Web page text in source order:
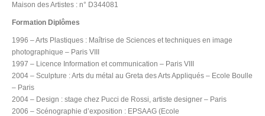
Maison des Artistes : n° D344081
Formation Diplômes
1996 – Arts Plastiques : Maîtrise de Sciences et techniques en image
photographique – Paris VIII
1997 – Licence Information et communication – Paris VIII
2004 – Sculpture : Arts du métal au Greta des Arts Appliqués – Ecole Boulle
– Paris
2004 – Design : stage chez Pucci de Rossi, artiste designer – Paris
2006 – Scénographie d’exposition : EPSAAG (Ecole